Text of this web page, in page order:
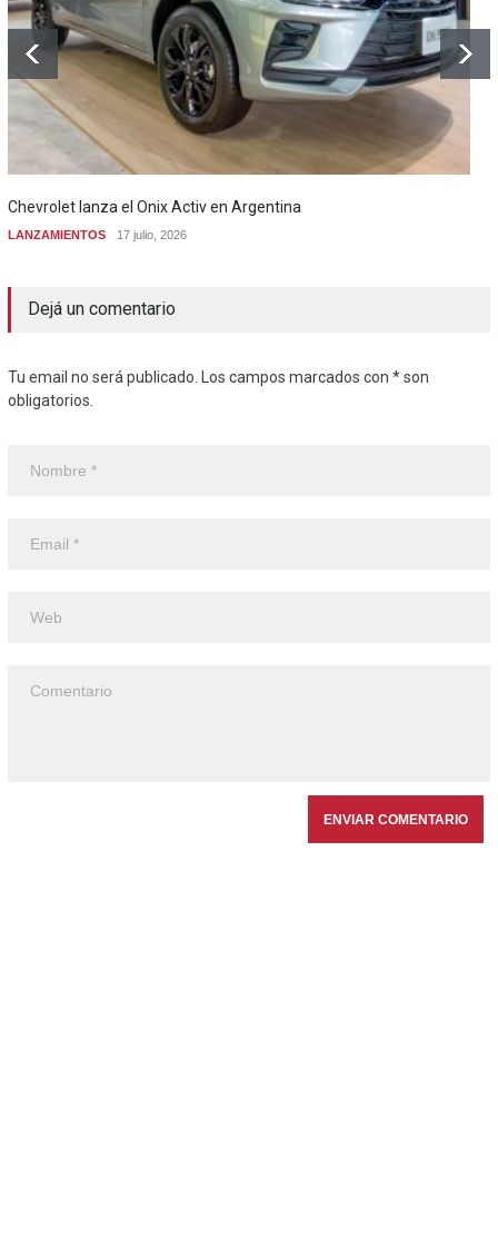
Chevrolet lanza el Onix Activ en Argentina
LANZAMIENTOS 17 julio, 2026
Dejá un comentario
Tu email no será publicado. Los campos marcados con * son
obligatorios.